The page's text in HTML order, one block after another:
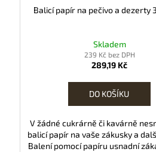
Balicí papír na pečivo a dezerty
Skladem
239 Kč bez DPH
289,19 Kč
DO KOŠÍKU
V žádné cukrárně či kavárně
balicí papír na vaše zákusky a
Balení pomocí papíru usnadní